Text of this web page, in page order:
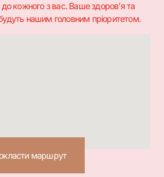
кожного з вас. Ваше здоров’я та
нашим головним пріоритетом.
маршрут